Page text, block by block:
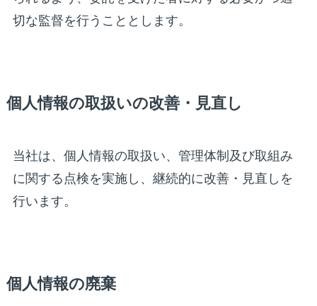
切な監督を行うこととします。
個人情報の取扱いの改善・見直し
当社は、個人情報の取扱い、管理体制及び取組み
に関する点検を実施し、継続的に改善・見直しを
行います。
個人情報の廃棄